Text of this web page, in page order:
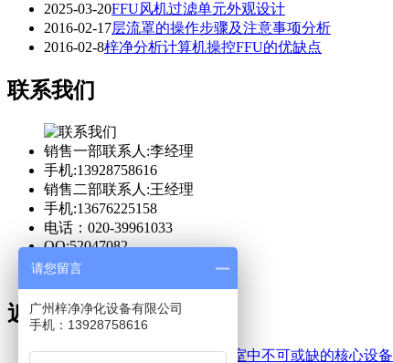
2025-03-20FFU风机过滤单元外观设计
2016-02-17层流罩的操作步骤及注意事项分析
2016-02-8梓净分析计算机操控FFU的优缺点
联系我们
销售一部联系人:李经理
手机:13928758616
销售二部联系人:王经理
手机:13676225158
电话：020-39961033
QQ:52047082
近期文章
FFU高效空气净化单元是洁净室中不可或缺的核心设备
请您留言
广州梓净净化设备有限公司
手机：13928758616